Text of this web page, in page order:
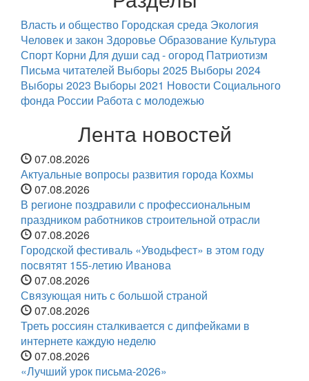
Власть и общество Городская среда Экология
Человек и закон ЗдоровьеОбразование Культура
Спорт Корни Для души сад - огород Патриотизм
Письма читателей Выборы 2025 Выборы 2024
Выборы 2023 Выборы 2021 Новости Социального
фонда России Работа с молодежью
Лента новостей
07.08.2026
Актуальные вопросы развития города Кохмы
07.08.2026
В регионе поздравили с профессиональным
праздником работников строительной отрасли
07.08.2026
Городской фестиваль «Уводьфест» в этом году
посвятят 155-летию Иванова
07.08.2026
Связующая нить с большой страной
07.08.2026
Треть россиян сталкивается с дипфейками в
интернете каждую неделю
07.08.2026
«Лучший урок письма-2026»